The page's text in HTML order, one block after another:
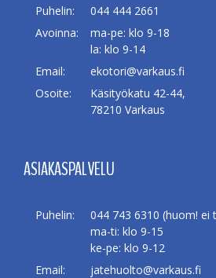
Puhelin:
044 444 2661
Avoinna:
ma-pe: klo 9-18
la: klo 9-14
Email:
ekotori@varkaus.fi
Osoite:
Käsityökatu 42-44,
78210 Varkaus
ASIAKASPALVELU
Puhelin:
044 743 6310 (huom! ei
ma-ti: klo 9-15
ke-pe: klo 9-12
Email:
jatehuolto@varkaus.fi